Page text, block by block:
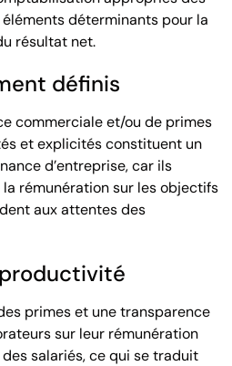
déterminants pour la
résultat net.
définis
commerciale et/ou de primes
et explicités constituent un
d’entreprise, car ils
rémunération sur les objectifs
aux attentes des
primes et une transparence
sur leur rémunération
salariés, ce qui se traduit